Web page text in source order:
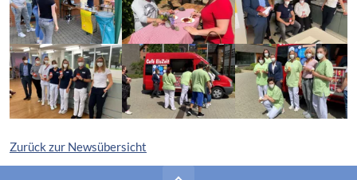
Zurück zur Newsübersicht